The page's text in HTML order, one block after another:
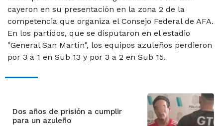
cayeron en su presentación en la zona 2 de la
competencia que organiza el Consejo Federal de AFA.
En los partidos, que se disputaron en el estadio
"General San Martín", los equipos azuleños perdieron
por 3 a 1 en Sub 13 y por 3 a 2 en Sub 15.
Dos años de prisión a cumplir
para un azuleño